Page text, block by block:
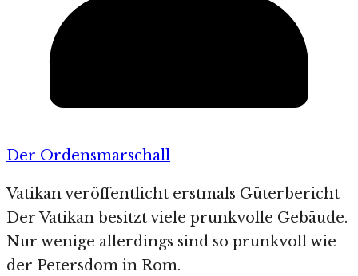
Der Ordensmarschall
Vatikan veröffentlicht erstmals Güterbericht
Der Vatikan besitzt viele prunkvolle Gebäude.
Nur wenige allerdings sind so prunkvoll wie
der Petersdom in Rom.